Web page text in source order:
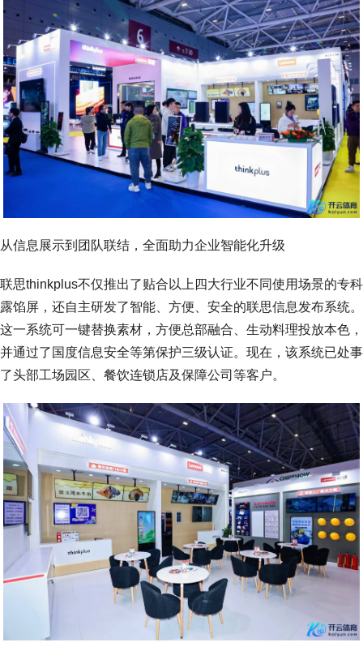
从信息展示到团队联结，全面助力企业智能化升级
联思thinkplus不仅推出了贴合以上四大行业不同使用场景的专科
露馅屏，还自主研发了智能、方便、安全的联思信息发布系统。
这一系统可一键替换素材，方便总部融合、生动料理投放本色，
并通过了国度信息安全等第保护三级认证。现在，该系统已处事
了头部工场园区、餐饮连锁店及保障公司等客户。